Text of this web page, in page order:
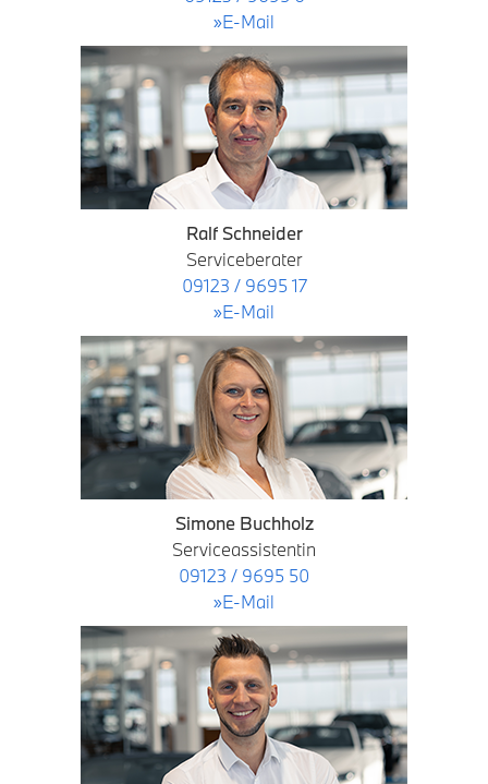
»E-Mail
Ralf Schneider
Serviceberater
09123 / 9695 17
»E-Mail
Simone Buchholz
Serviceassistentin
09123 / 9695 50
»E-Mail